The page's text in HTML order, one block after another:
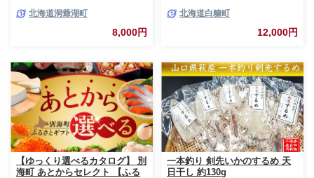
700g/5～7切入) 最短配送 北海
道 秋鮭 小分け 鮭 さけ しゃけ
シャケ 中塩 海鮮 冷凍 お弁当
モン サケ
北海道洞爺湖町
8,000円
北海道白糠町
12,000円
【ゆっくり選べるカタログ】 別
海町 あとからセレクト 【ふる
一本釣り 剣先いかのするめ 天
日干し 約130g